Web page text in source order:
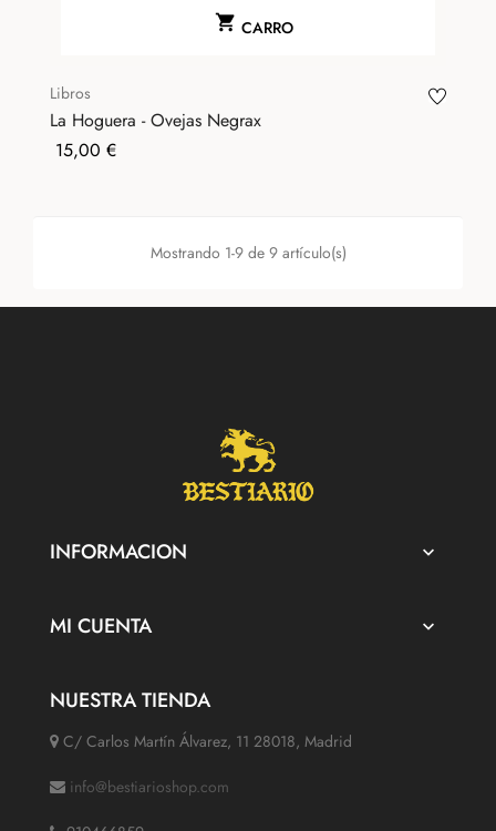
 CARRO
Libros
La Hoguera - Ovejas Negrax
Precio
15,00 €
Mostrando 1-9 de 9 artículo(s)
INFORMACION 
MI CUENTA 
NUESTRA TIENDA
C/ Carlos Martín Álvarez, 11 28018, Madrid
info@bestiarioshop.com